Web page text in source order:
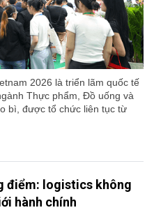
2026 là triển lãm quốc tế
Thực phẩm, Đồ uống và
bì, được tổ chức liên tục từ
điểm: logistics không
hành chính